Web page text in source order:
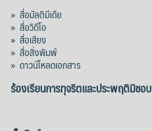
» สื่อมัลติมีเดีย
» สื่อวิดีโอ
» สื่อเสียง
» สื่อสิ่งพิมพ์
» ดาวน์โหลดเอกสาร
ร้องเรียนการทุจริตและประพฤติมิชอบ